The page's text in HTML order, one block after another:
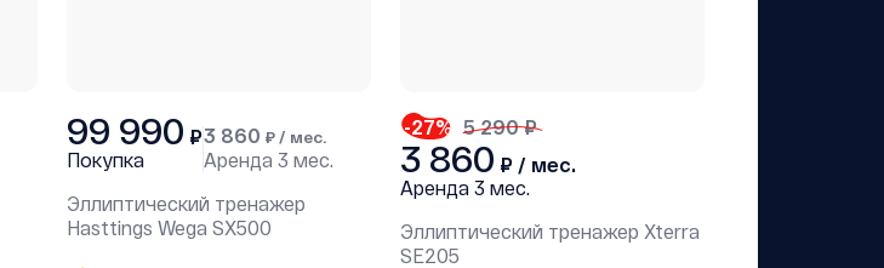
3 860 ₽ / мес.
Аренда 3 мес.
99 990 ₽
Покупка
Эллиптический тренажер
Hasttings Wega SX500
-27% 5 290 ₽
3 860 ₽ / мес.
Аренда 3 мес.
Эллиптический тренажер Xterra
SE205